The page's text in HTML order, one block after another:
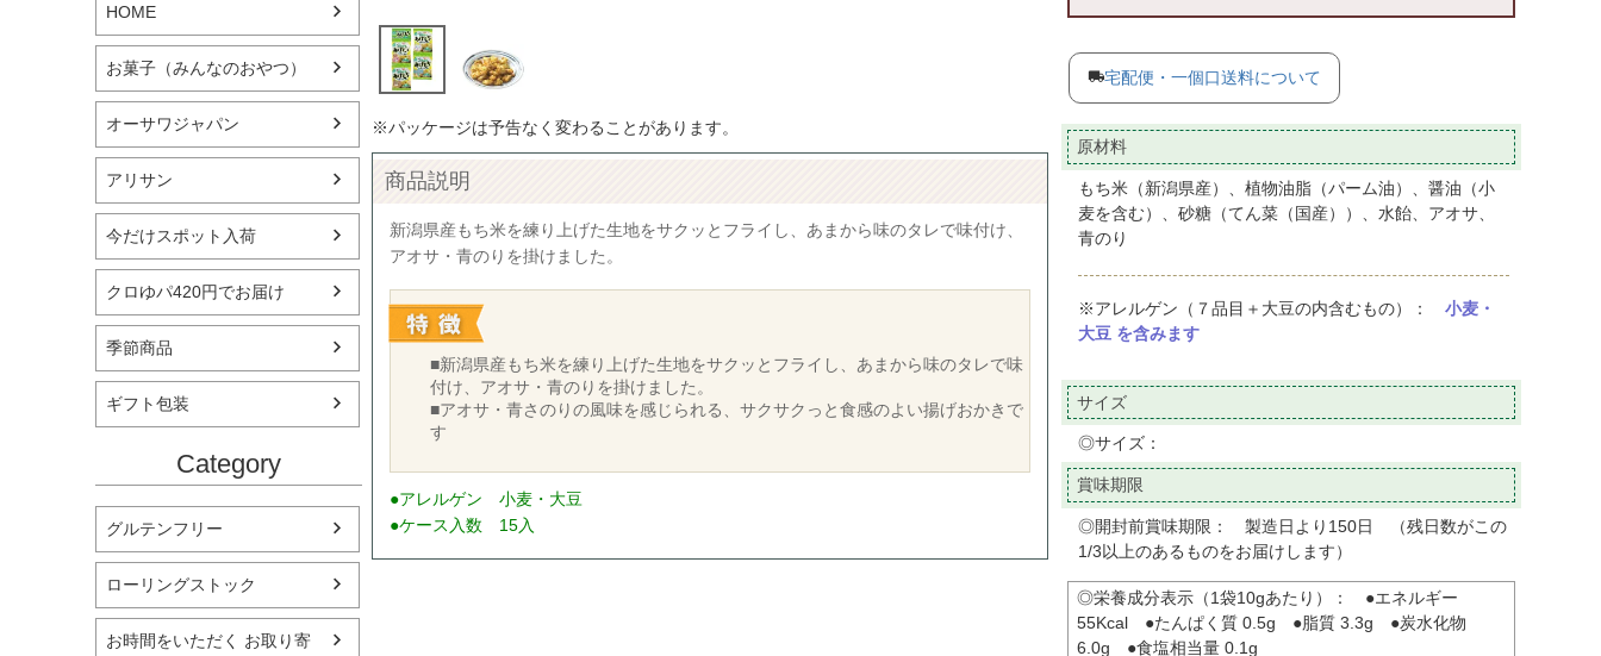
HOME
お菓子（みんなのおやつ）
オーサワジャパン
アリサン
今だけスポット入荷
クロゆパ420円でお届け
季節商品
ギフト包装
Category
グルテンフリー
ローリングストック
お時間をいただく お取り寄
※パッケージは予告なく変わることがあります。
商品説明
新潟県産もち米を練り上げた生地をサクッとフライし、あまから味のタレで味付け、
アオサ・青のりを掛けました。
■新潟県産もち米を練り上げた生地をサクッとフライし、あまから味のタレで味
付け、アオサ・青のりを掛けました。
■アオサ・青さのりの風味を感じられる、サクサクっと食感のよい揚げおかきで
す
●アレルゲン 小麦・大豆
●ケース入数 15入
宅配便・一個口送料について
原材料
もち米（新潟県産）、植物油脂（パーム油）、醤油（小
麦を含む）、砂糖（てん菜（国産））、水飴、アオサ、
青のり
※アレルゲン（７品目＋大豆の内含むもの）： 小麦・
大豆 を含みます
サイズ
◎サイズ：
賞味期限
◎開封前賞味期限： 製造日より150日 （残日数がこの
1/3以上のあるものをお届けします）
◎栄養成分表示（1袋10gあたり）： ●エネルギー
55Kcal ●たんぱく質 0.5g ●脂質 3.3g ●炭水化物
6.0g ●食塩相当量 0.1g